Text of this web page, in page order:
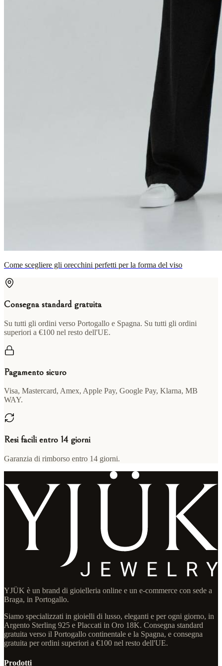
Come scegliere gli orecchini perfetti per la forma del viso
Consegna standard gratuita
Su tutti gli ordini verso Portogallo e Spagna. Su tutti gli ordini
superiori a €100 nel resto dell'UE.
Pagamento sicuro
Visa, Mastercard, Amex, Apple Pay, Google Pay, Klarna, MB
WAY.
Resi facili entro 14 giorni
Garanzia di rimborso entro 14 giorni.
YJÜK è un brand di gioielleria online e un e-commerce con sede a
Braga, in Portogallo.
Siamo specializzati in gioielli di lusso, eleganti e per ogni giorno, in
Argento Sterling 925 e Placcati in Oro 18K. Consegna standard
gratuita verso il Portogallo continentale e la Spagna, e consegna
gratuita per ordini superiori a €100 nel resto dell'UE.
Prodotti